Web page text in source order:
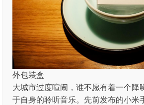
外包装盒
大城市过度喧闹，谁不愿有着一个降
于自身的聆听音乐。先前发布的小米